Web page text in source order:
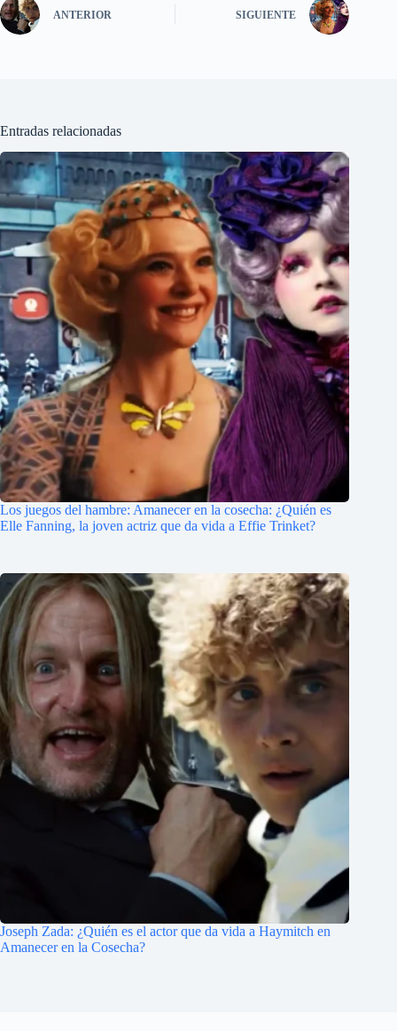
ANTERIOR SIGUIENTE
Entradas relacionadas
Los juegos del hambre: Amanecer en la cosecha: ¿Quién es
Elle Fanning, la joven actriz que da vida a Effie Trinket?
Joseph Zada: ¿Quién es el actor que da vida a Haymitch en
Amanecer en la Cosecha?